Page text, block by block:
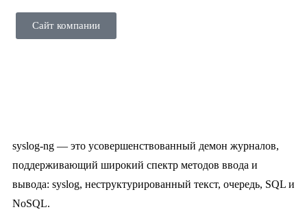
Сайт компании
syslog-ng — это усовершенствованный демон журналов,
поддерживающий широкий спектр методов ввода и
вывода: syslog, неструктурированный текст, очередь, SQL и
NoSQL.